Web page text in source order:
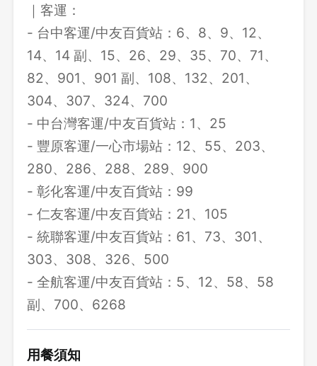
｜客運：
- 台中客運/中友百貨站：6、8、9、12、
14、14 副、15、26、29、35、70、71、
82、901、901 副、108、132、201、
304、307、324、700
- 中台灣客運/中友百貨站：1、25
- 豐原客運/一心市場站：12、55、203、
280、286、288、289、900
- 彰化客運/中友百貨站：99
- 仁友客運/中友百貨站：21、105
- 統聯客運/中友百貨站：61、73、301、
303、308、326、500
- 全航客運/中友百貨站：5、12、58、58
副、700、6268
用餐須知